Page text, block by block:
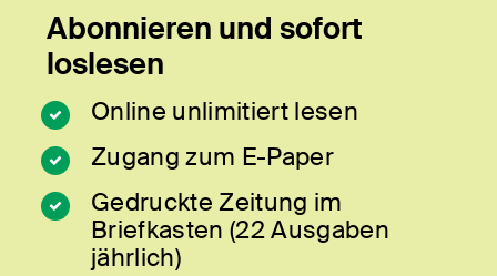
Abonnieren und sofort
loslesen
Online unlimitiert lesen
Zugang zum E-Paper
Gedruckte Zeitung im
Briefkasten (22 Ausgaben
jährlich)